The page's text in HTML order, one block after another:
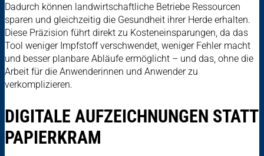
Dadurch können landwirtschaftliche Betriebe Ressourcen
sparen und gleichzeitig die Gesundheit ihrer Herde erhalten.
Diese Präzision führt direkt zu Kosteneinsparungen, da das
Tool weniger Impfstoff verschwendet, weniger Fehler macht
und besser planbare Abläufe ermöglicht – und das, ohne die
Arbeit für die Anwenderinnen und Anwender zu
verkomplizieren.
DIGITALE AUFZEICHNUNGEN STATT
PAPIERKRAM